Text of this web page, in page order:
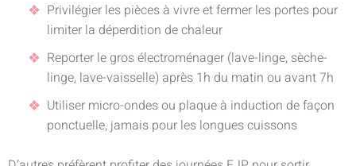
Privilégier les pièces à vivre et fermer les portes pour
limiter la déperdition de chaleur
Reporter le gros électroménager (lave-linge, sèche-
linge, lave-vaisselle) après 1h du matin ou avant 7h
Utiliser micro-ondes ou plaque à induction de façon
ponctuelle, jamais pour les longues cuissons